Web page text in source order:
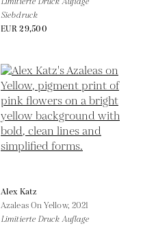
Siebdruck
EUR 29,500
Alex Katz
Azaleas On Yellow, 2021
Limitierte Druck Auflage